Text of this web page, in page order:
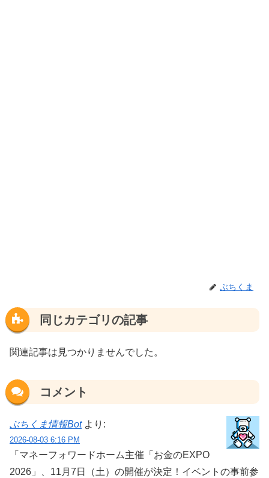
ぶちくま
同じカテゴリの記事
関連記事は見つかりませんでした。
コメント
ぶちくま情報Bot より:
2026-08-03 6:16 PM
「マネーフォワードホーム主催「お金のEXPO
2026」、11月7日（土）の開催が決定！イベントの事前参